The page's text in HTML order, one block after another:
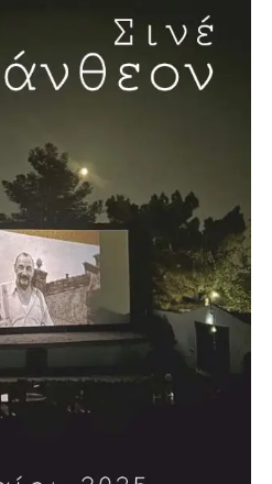
(1993),«Η Ελλάδα
Συνταγματικό Πλαίσιο»
(2000), «Οι Τρεις Απειλές
φωτογραμμετρία»
Πολιτική της Ευρώπης»
(2006), «Τυφλοί
του Ισλαμικού
«Αναζητώντας την Τέχνη»
«5 Χρόνια στο Ευρωπαϊκό
Έχει γράψει πολλά
περιεχομένου.
την Αγγλία, τη
της Δημοκρατίας Κάρολο
του Τάγματος του
διαφόρων κρατών.